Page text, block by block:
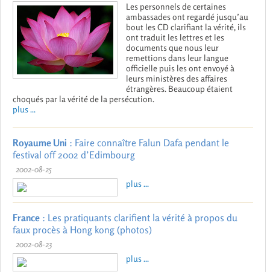
Les personnels de certaines
ambassades ont regardé jusqu’au
bout les CD clarifiant la vérité, ils
ont traduit les lettres et les
documents que nous leur
remettions dans leur langue
officielle puis les ont envoyé à
leurs ministères des affaires
étrangères. Beaucoup étaient
choqués par la vérité de la persécution.
plus ...
Royaume Uni : Faire connaître Falun Dafa pendant le
festival off 2002 d’Edimbourg
2002-08-25
plus ...
France : Les pratiquants clarifient la vérité à propos du
faux procès à Hong kong (photos)
2002-08-23
plus ...